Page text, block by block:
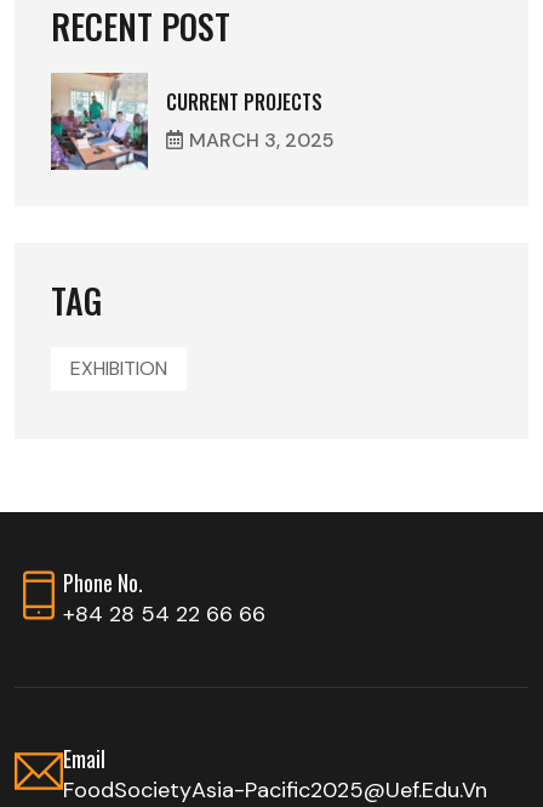
RECENT POST
CURRENT PROJECTS
MARCH 3, 2025
TAG
EXHIBITION
Phone No.
+84 28 54 22 66 66
Email
FoodSocietyAsia-Pacific2025@uef.edu.vn